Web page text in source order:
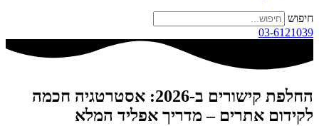
חיפוש
03-6121039
החלפת קישורים ב-2026: אסטרטגיה חכמה
לקידום אתרים – מדריך אפליד המלא